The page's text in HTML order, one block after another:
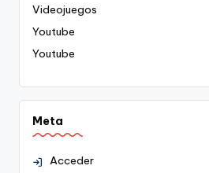
Videojuegos
Youtube
Youtube
Meta
Acceder